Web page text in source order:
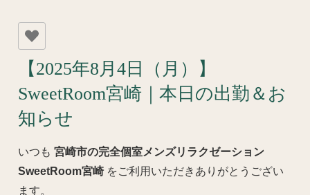
【2025年8月4日（月）】
SweetRoom宮崎｜本日の出勤＆お
知らせ
いつも 宮崎市の完全個室メンズリラクゼーション
SweetRoom宮崎をご利用いただきありがとうござい
ます。